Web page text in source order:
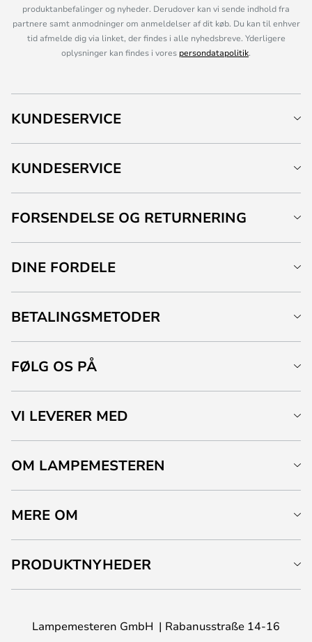
produktanbefalinger og nyheder. Derudover kan vi sende indhold fra
partnere samt anmodninger om anmeldelser af dit køb. Du kan til enhver
tid afmelde dig via linket, der findes i alle nyhedsbreve. Yderligere
oplysninger kan findes i vores persondatapolitik.
KUNDESERVICE
KUNDESERVICE
FORSENDELSE OG RETURNERING
DINE FORDELE
BETALINGSMETODER
FØLG OS PÅ
VI LEVERER MED
OM LAMPEMESTEREN
MERE OM
PRODUKTNYHEDER
Lampemesteren GmbH
Rabanusstraße 14-16